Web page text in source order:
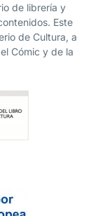
de librería y
Este
de Cultura, a
Cómic y de la